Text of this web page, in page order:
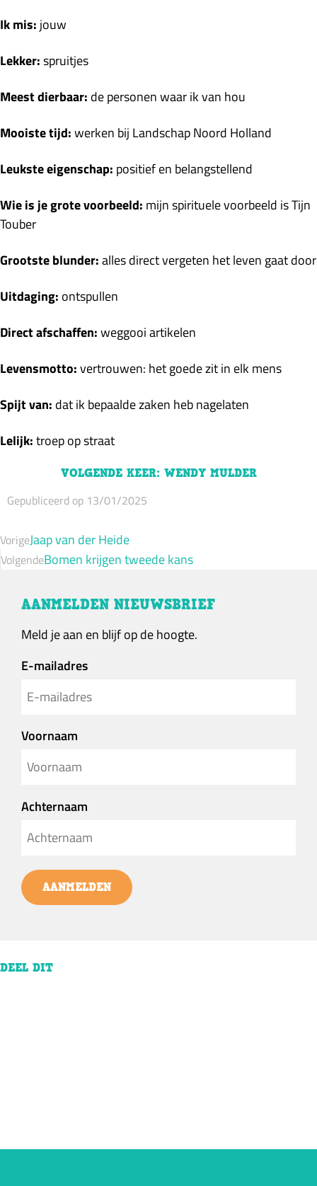
Ik mis: jouw
Lekker:spruitjes
Meest dierbaar: de personen waar ik van hou
Mooiste tijd:werken bij Landschap Noord Holland
Leukste eigenschap: positief en belangstellend
Wie is je grote voorbeeld: mijn spirituele voorbeeld is Tijn
Touber
Grootste blunder:alles direct vergeten het leven gaat door
Uitdaging: ontspullen
Direct afschaffen:weggooi artikelen
Levensmotto:vertrouwen: het goede zit in elk mens
Spijt van: dat ik bepaalde zaken heb nagelaten
Lelijk:troep op straat
VOLGENDE KEER: WENDY MULDER
Gepubliceerd op 13/01/2025
VorigeJaap van der Heide
VolgendeBomen krijgen tweede kans
AANMELDEN NIEUWSBRIEF
Meld je aan en blijf op de hoogte.
E-mailadres
Voornaam
Achternaam
AANMELDEN
DEEL DIT